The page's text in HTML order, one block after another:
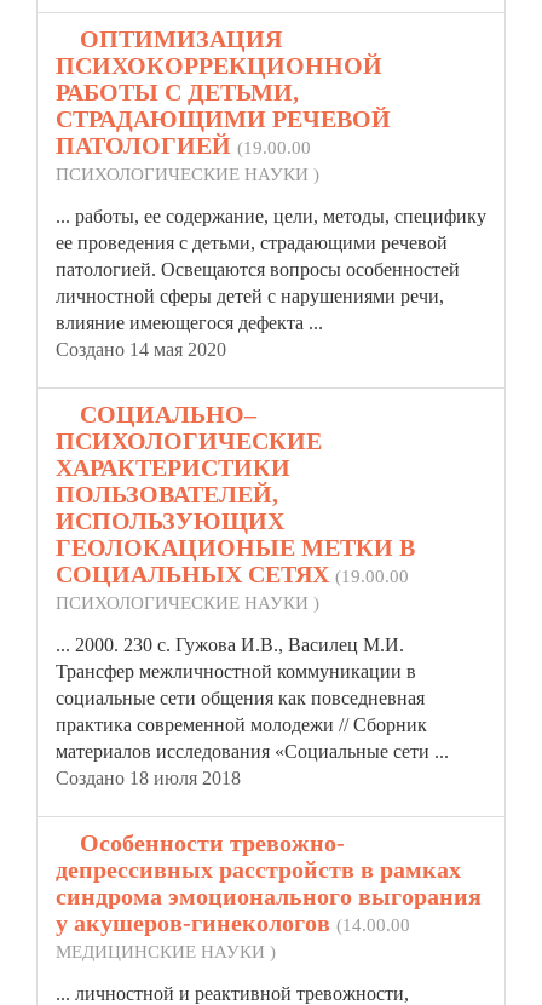
ОПТИМИЗАЦИЯ
ПСИХОКОРРЕКЦИОННОЙ
РАБОТЫ С ДЕТЬМИ,
СТРАДАЮЩИМИ РЕЧЕВОЙ
ПАТОЛОГИЕЙ (19.00.00
ПСИХОЛОГИЧЕСКИЕ НАУКИ )
... работы, ее содержание, цели, методы, специфику
ее проведения с детьми, страдающими речевой
патологией. Освещаются вопросы особенностей
личностной сферы детей с нарушениями речи,
влияние имеющегося дефекта ...
Создано 14 мая 2020
СОЦИАЛЬНО–
ПСИХОЛОГИЧЕСКИЕ
ХАРАКТЕРИСТИКИ
ПОЛЬЗОВАТЕЛЕЙ,
ИСПОЛЬЗУЮЩИХ
ГЕОЛОКАЦИОНЫЕ МЕТКИ В
СОЦИАЛЬНЫХ СЕТЯХ (19.00.00
ПСИХОЛОГИЧЕСКИЕ НАУКИ )
... 2000. 230 с. Гужова И.В., Василец М.И.
Трансфер межличностной коммуникации в
социальные сети общения как повседневная
практика современной молодежи // Сборник
материалов исследования «Социальные сети ...
Создано 18 июля 2018
Особенности тревожно-
депрессивных расстройств в рамках
синдрома эмоционального выгорания
у акушеров-гинекологов (14.00.00
МЕДИЦИНСКИЕ НАУКИ )
... личностной и реактивной тревожности,